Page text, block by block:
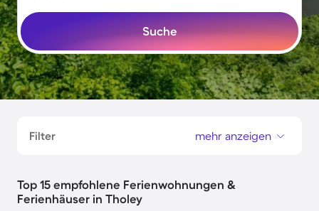
Suche
Filter mehr anzeigen
Top 15 empfohlene Ferienwohnungen &
Ferienhäuser in Tholey